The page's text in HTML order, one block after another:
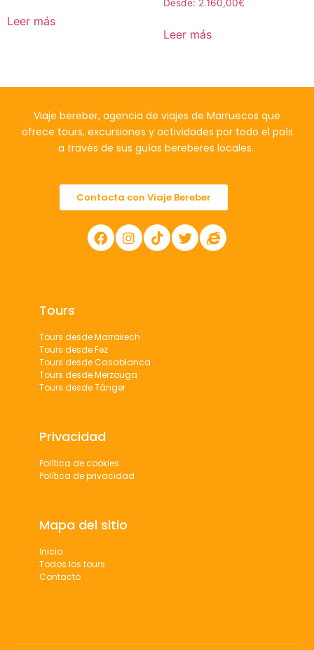
Leer más
Desde: 2.160,00€
Leer más
Viaje bereber, agencia de viajes de Marruecos que
ofrece tours, excursiones y actividades por todo el país
a través de sus guías bereberes locales.
Contacta con Viaje Bereber
Tours
Tours desde Marrakech
Tours desde Fez
Tours desde Casablanca
Tours desde Merzouga
Tours desde Tánger
Privacidad
Política de cookies
Política de privacidad
Mapa del sitio
Inicio
Todos los tours
Contacto